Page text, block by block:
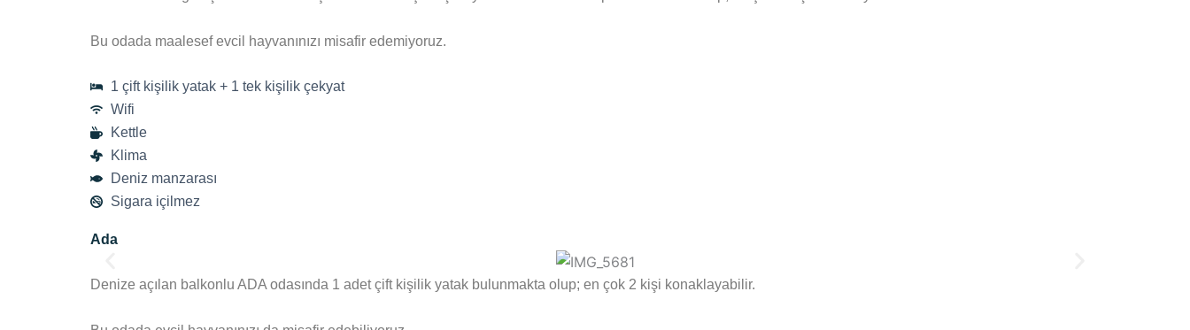
Bu odada maalesef evcil hayvanınızı misafir edemiyoruz.
1 çift kişilik yatak + 1 tek kişilik çekyat
Wifi
Kettle
Klima
Deniz manzarası
Sigara içilmez
Ada
Denize açılan balkonlu ADA odasında 1 adet çift kişilik yatak bulunmakta olup; en çok 2 kişi konaklayabilir.